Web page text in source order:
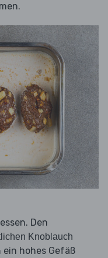
Den
Knoblauch
ein hohes Gefäß